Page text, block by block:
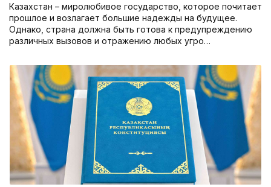
Казахстан – миролюбивое государство, которое почитает
прошлое и возлагает большие надежды на будущее.
Однако, страна должна быть готова к предупреждению
различных вызовов и отражению любых угро…